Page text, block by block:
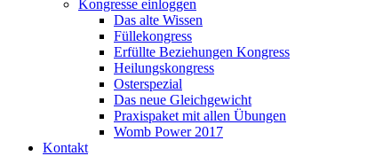
Kongresse einloggen
Das alte Wissen
Füllekongress
Erfüllte Beziehungen Kongress
Heilungskongress
Osterspezial
Das neue Gleichgewicht
Praxispaket mit allen Übungen
Womb Power 2017
Kontakt